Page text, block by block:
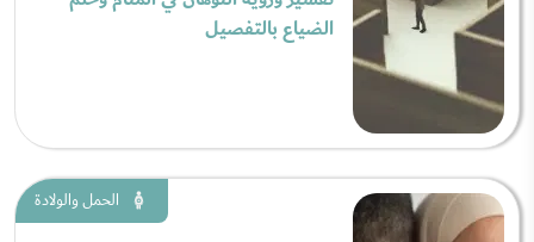
الضياع بالتفصيل
الحمل والولادة